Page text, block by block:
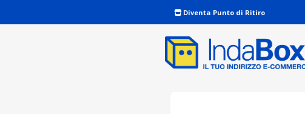
Diventa Punto di Ritiro